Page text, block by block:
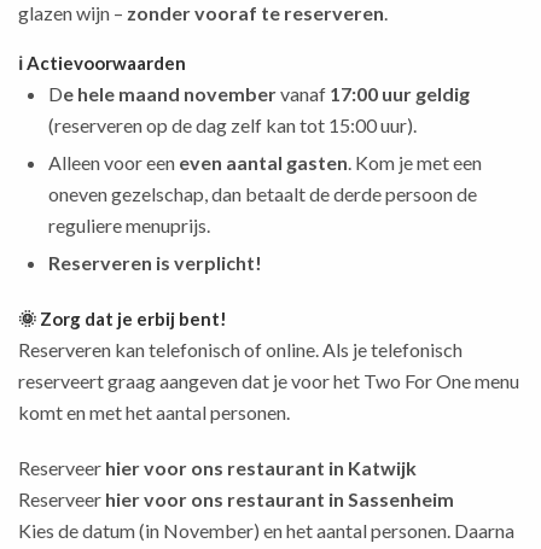
glazen wijn – zonder vooraf te reserveren.
ℹ️ Actievoorwaarden
De hele maand novembervanaf 17:00 uur geldig
(reserveren op de dag zelf kan tot 15:00 uur).
Alleen voor een even aantal gasten. Kom je met een
oneven gezelschap, dan betaalt de derde persoon de
reguliere menuprijs.
Reserveren is verplicht!
🌞 Zorg dat je erbij bent!
Reserveren kan telefonisch of online. Als je telefonisch
reserveert graag aangeven dat je voor het Two For One menu
komt en met het aantal personen.
Reserveer hier voor ons restaurant in Katwijk
Reserveer hier voor ons restaurant in Sassenheim
Kies de datum (in November) en het aantal personen. Daarna